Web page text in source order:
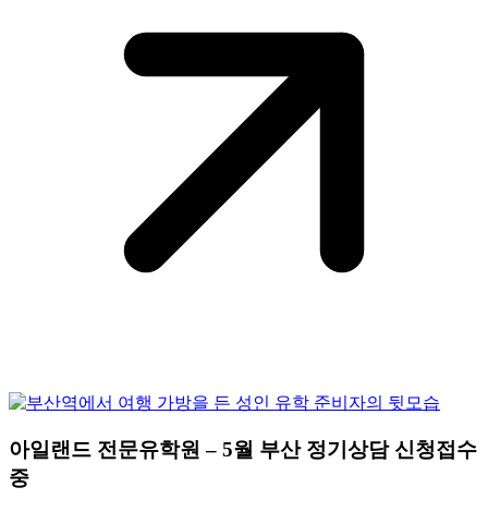
아일랜드 전문유학원 – 5월 부산 정기상담 신청접수
중